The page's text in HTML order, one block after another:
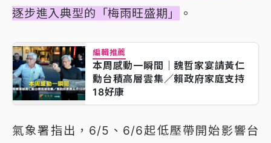
逐步進入典型的「梅雨旺盛期」
。
編輯推薦
本周感動一瞬間｜魏哲家宴請黃仁
勳台積高層雲集／賴政府家庭支持
18好康
氣象署指出，6/5、6/6起低壓帶開始影響台